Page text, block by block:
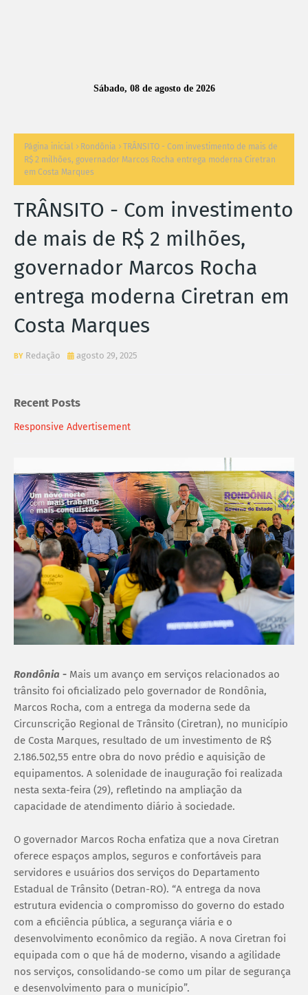
Sábado, 08 de agosto de 2026
Página inicial Rondônia
TRÂNSITO - Com investimento de mais de
R$ 2 milhões, governador Marcos Rocha entrega moderna Ciretran
em Costa Marques
TRÂNSITO - Com investimento
de mais de R$ 2 milhões,
governador Marcos Rocha
entrega moderna Ciretran em
Costa Marques
Redação agosto 29, 2025
Recent Posts
Responsive Advertisement
Rondônia - Mais um avanço em serviços relacionados ao
trânsito foi oficializado pelo governador de Rondônia,
Marcos Rocha, com a entrega da moderna sede da
Circunscrição Regional de Trânsito (Ciretran), no município
de Costa Marques, resultado de um investimento de R$
2.186.502,55 entre obra do novo prédio e aquisição de
equipamentos. A solenidade de inauguração foi realizada
nesta sexta-feira (29), refletindo na ampliação da
capacidade de atendimento diário à sociedade.
O governador Marcos Rocha enfatiza que a nova Ciretran
oferece espaços amplos, seguros e confortáveis para
servidores e usuários dos serviços do Departamento
Estadual de Trânsito (Detran-RO). “A entrega da nova
estrutura evidencia o compromisso do governo do estado
com a eficiência pública, a segurança viária e o
desenvolvimento econômico da região. A nova Ciretran foi
equipada com o que há de moderno, visando a agilidade
nos serviços, consolidando-se como um pilar de segurança
e desenvolvimento para o município”.